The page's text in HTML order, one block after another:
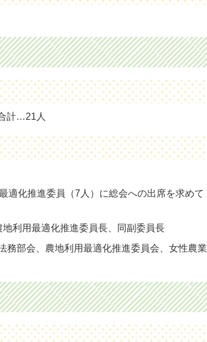
計…21人
化推進委員（7人）に総会への出席を求めて
利用最適化推進委員長、同副委員長
部会、農地利用最適化推進委員会、女性農業